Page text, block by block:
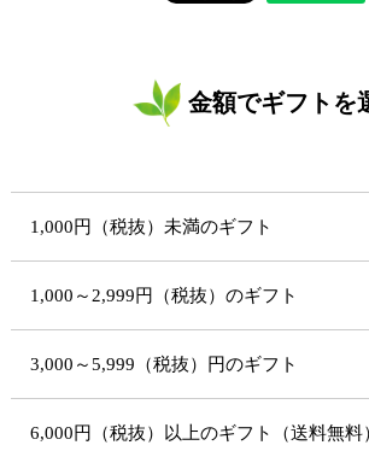
金額でギフトを
1,000円（税抜）未満のギフト
1,000～2,999円（税抜）のギフト
3,000～5,999（税抜）円のギフト
6,000円（税抜）以上のギフト（送料無料